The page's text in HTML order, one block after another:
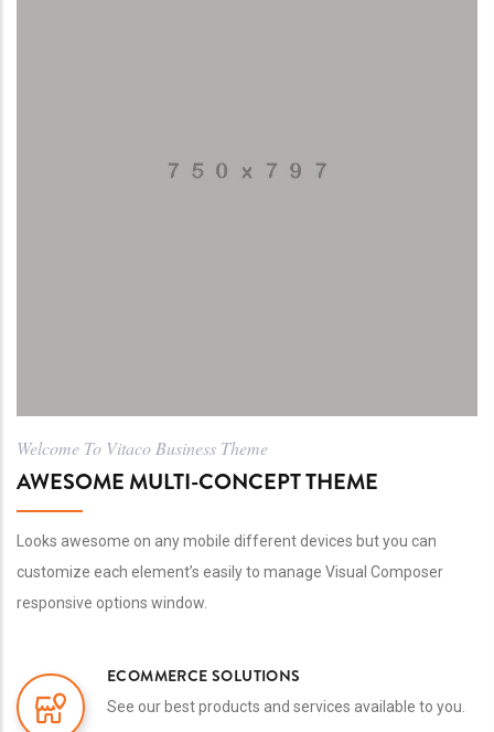
Welcome To Vitaco Business Theme
AWESOME MULTI-CONCEPT THEME
Looks awesome on any mobile different devices but you can
customize each element’s easily to manage Visual Composer
responsive options window.
ECOMMERCE SOLUTIONS
See our best products and services available to you.